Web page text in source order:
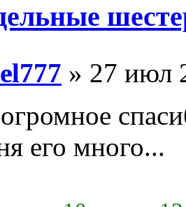
» 27 июл
его много...